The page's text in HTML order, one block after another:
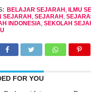
BELAJAR SEJARAH ILMU
SEJARAH SEJARAH
INDONESIA SEKOLAH
FOR YOU